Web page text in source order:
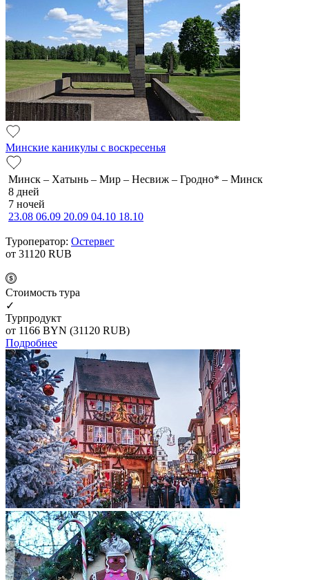
Минские каникулы с воскресенья
Минск – Хатынь – Мир – Несвиж – Гродно* – Минск
8 дней
7 ночей
23.08 06.09 20.09 04.10 18.10
Туроператор: Остервег
от 31120 RUB
Cтоимость тура
✓
Турпродукт
от 1166 BYN (31120 RUB)
Подробнее